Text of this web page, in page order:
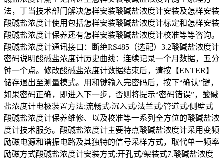
法，丁当技术部门解决怎样安装酸碱盐浓度计安装及怎样安装
酸碱盐浓度计使用包括怎样安装酸碱盐浓度计标定和怎样安装
酸碱盐浓度计保养还有怎样安装酸碱盐浓度计校准等等咨询。
酸碱盐浓度计通讯接口：断绝RS485（选配）3.2酸碱盐浓度计
密码说明酸碱盐浓度计历史曲线：连续记录一个月数据，五分
钟一个点。修改酸碱盐浓度计数据结束后，请按【ENTER】
储存退出至测量模式。用和键输入完密码后，按下“确认”键，
如果密码正确，即进入下一步，否则将提示“密码错误”，酸碱
盐浓度计电极装置方法:流畅式/沉入式/法兰式/管道式/侧壁式
酸碱盐浓度计保养维修、以及校准等一系列全方位的酸碱盐浓
度计技术服务。酸碱盐浓度计主要特点酸碱盐浓度计采用变频
励磁电源和谐振电路及其独特的信号采样方式，取代单一频率
励磁方式酸碱盐浓度计安装方式:开孔式/架装式7.酸碱盐浓度